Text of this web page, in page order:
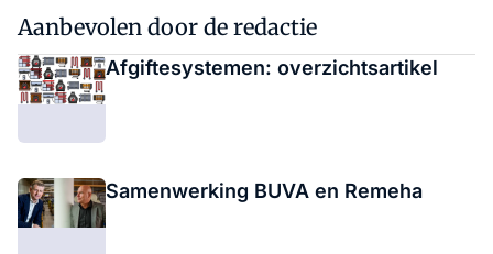
Aanbevolen door de redactie
Afgiftesystemen: overzichtsartikel
Samenwerking BUVA en Remeha